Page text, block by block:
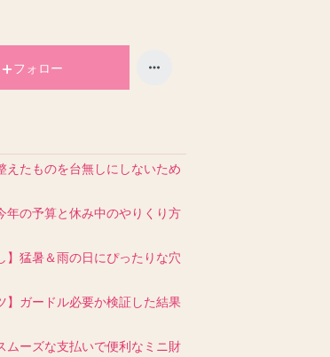
フォロー
えたものを台無しにしないため
年の予算と休み中のやりくり方
】猛暑＆雨の日にぴったりな穴
】ガードル必要か検証した結果
ムーズな支払いで便利なミニ財